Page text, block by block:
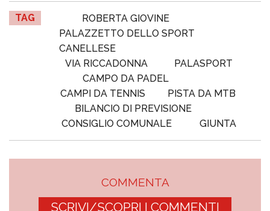
TAG
ROBERTA GIOVINE
PALAZZETTO DELLO SPORT
CANELLESE
VIA RICCADONNA
PALASPORT
CAMPO DA PADEL
CAMPI DA TENNIS
PISTA DA MTB
BILANCIO DI PREVISIONE
CONSIGLIO COMUNALE
GIUNTA
COMMENTA
SCRIVI/SCOPRI I COMMENTI